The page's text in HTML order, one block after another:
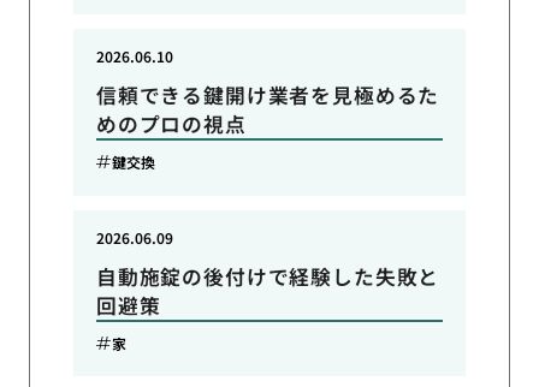
信頼できる鍵開け業者を見極めるた
めのプロの視点
2026.06.10
鍵交換
自動施錠の後付けで経験した失敗と
回避策
2026.06.09
家